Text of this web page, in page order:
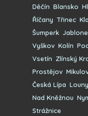
Děčín Blansko
Říčany Třinec,
Šumperk,
Vyškov, Kolín
Vsetín Zlínský
Prostějov,
Česká Lípa Louny
Nad Kněžnou
Strážnice